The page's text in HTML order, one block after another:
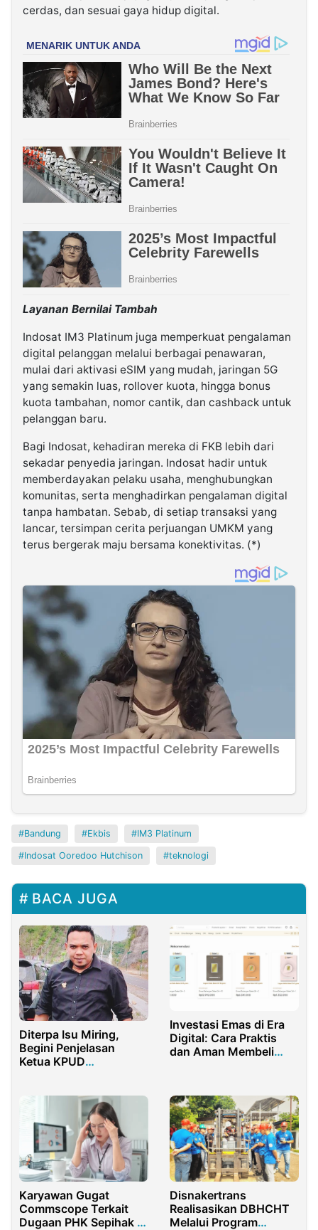
cerdas, dan sesuai gaya hidup digital.
Layanan Bernilai Tambah
Indosat IM3 Platinum juga memperkuat pengalaman
digital pelanggan melalui berbagai penawaran,
mulai dari aktivasi eSIM yang mudah, jaringan 5G
yang semakin luas, rollover kuota, hingga bonus
kuota tambahan, nomor cantik, dan cashback untuk
pelanggan baru.
Bagi Indosat, kehadiran mereka di FKB lebih dari
sekadar penyedia jaringan. Indosat hadir untuk
memberdayakan pelaku usaha, menghubungkan
komunitas, serta menghadirkan pengalaman digital
tanpa hambatan. Sebab, di setiap transaksi yang
lancar, tersimpan cerita perjuangan UMKM yang
terus bergerak maju bersama konektivitas. (*)
Bandung Ekbis IM3 Platinum
Indosat Ooredoo Hutchison teknologi
BACA JUGA
Diterpa Isu Miring,
Begini Penjelasan
Ketua KPUD
Investasi Emas di Era
Digital: Cara Praktis
dan Aman Membeli
Karyawan Gugat
Commscope Terkait
Dugaan PHK Sepihak di
Disnakertrans
Realisasikan DBHCHT
Melalui Program